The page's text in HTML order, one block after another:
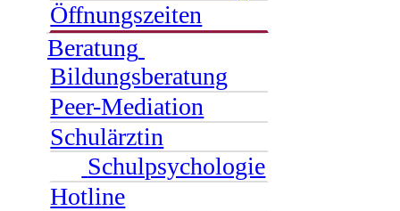
Öffnungszeiten
Beratung
Bildungsberatung
Peer-Mediation
Schulärztin
Schulpsychologie
Hotline